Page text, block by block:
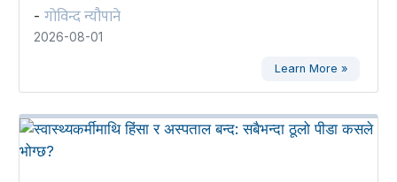
- गोविन्द न्यौपाने
2026-08-01
Learn More »